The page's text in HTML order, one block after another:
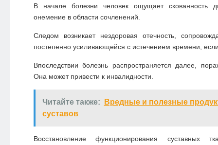
В начале болезни человек ощущает скованность
онемение в области сочленений.
Следом возникает нездоровая отечность,
постепенно усиливающейся с истечением времени,
Впоследствии болезнь распространяется далее,
Она может привести к инвалидности.
Читайте также:
Вредные и полезные
суставов
Восстановление функционирования суставных